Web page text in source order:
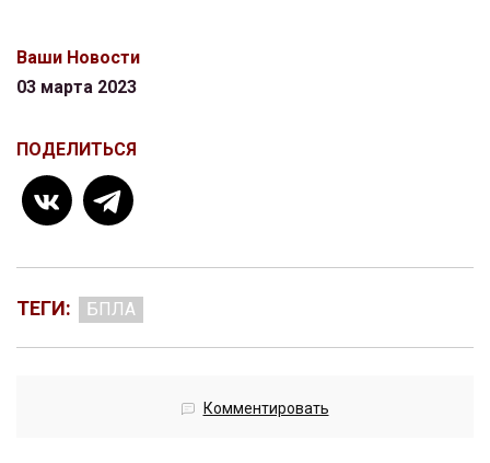
Ваши Новости
03 марта 2023
ПОДЕЛИТЬСЯ
ТЕГИ: БПЛА
Комментировать